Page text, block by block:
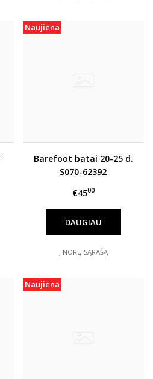
Naujiena
Barefoot batai 20-25 d.
S070-62392
€4500
DAUGIAU
Į NORŲ SĄRAŠĄ
Naujiena